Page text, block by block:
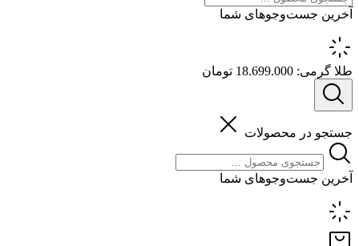
آخرین جست‌وجوهای شما
طلا گرمی: 18.699.000 تومان
جستجو در محصولات
آخرین جست‌وجوهای شما